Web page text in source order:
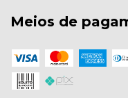
Meios de